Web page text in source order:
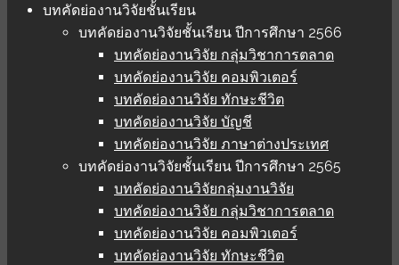
บทคัดย่องานวิจัยชั้นเรียน
บทคัดย่องานวิจัยชั้นเรียน ปีการศึกษา 2566
บทคัดย่องานวิจัย กลุ่มวิชาการตลาด
บทคัดย่องานวิจัย คอมพิวเตอร์
บทคัดย่องานวิจัย ทักษะชีวิต
บทคัดย่องานวิจัย บัญชี
บทคัดย่องานวิจัย ภาษาต่างประเทศ
บทคัดย่องานวิจัยชั้นเรียน ปีการศึกษา 2565
บทคัดย่องานวิจัยกลุ่มงานวิจัย
บทคัดย่องานวิจัย กลุ่มวิชาการตลาด
บทคัดย่องานวิจัย คอมพิวเตอร์
บทคัดย่องานวิจัย ทักษะชีวิต